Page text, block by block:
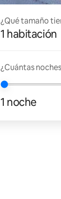
¿Qué tamaño
1 habitación
¿Cuántas
1 noche